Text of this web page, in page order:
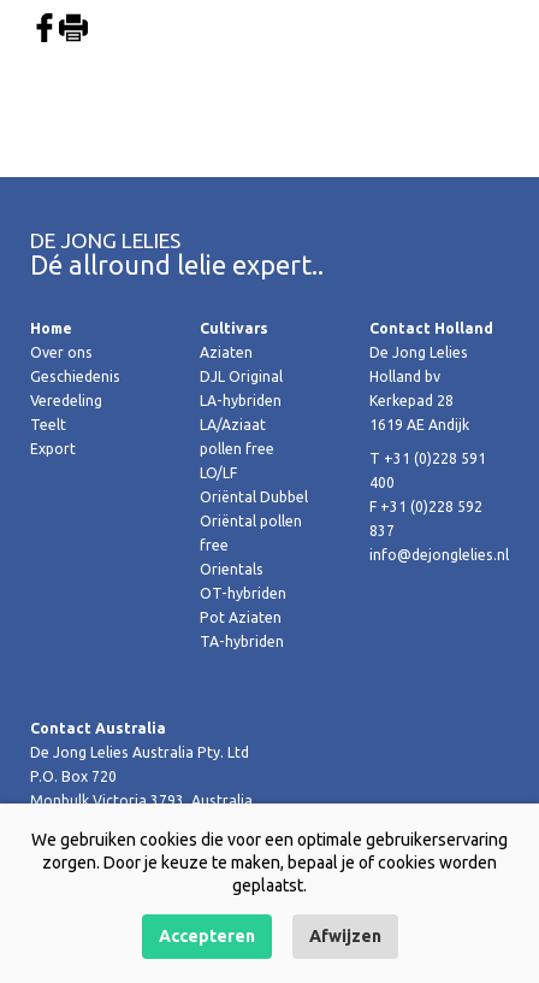
DE JONG LELIES
Dé allround lelie expert..
Home
Over ons
Geschiedenis
Veredeling
Teelt
Export
Cultivars
Aziaten
DJL Original
LA-hybriden
LA/Aziaat
pollen free
LO/LF
Oriëntal Dubbel
Oriëntal pollen
free
Orientals
OT-hybriden
Pot Aziaten
TA-hybriden
Contact Holland
De Jong Lelies
Holland bv
Kerkepad 28
1619 AE Andijk
T +31 (0)228 591
400
F +31 (0)228 592
837
info@dejonglelies.nl
Contact Australia
De Jong Lelies Australia Pty. Ltd
P.O. Box 720
Monbulk Victoria 3793, Australia
T +61 (0)359 619 188
F +61 (0)359 619 199 joost@dejongleliesaustralia.com.au
Copyright © 2026 De Jong Lelies Holland bv |Website door Creative
We gebruiken cookies die voor een optimale gebruikerservaring
zorgen. Door je keuze te maken, bepaal je of cookies worden
geplaatst.
Accepteren Afwijzen